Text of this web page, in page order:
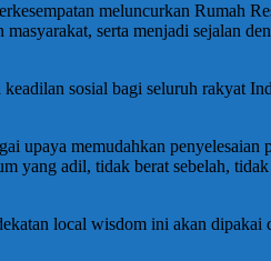
meluncurkan Rumah
serta menjadi sejalan
sosial bagi seluruh rakyat
memudahkan
yang adil, tidak berat sebelah,
local wisdom ini akan